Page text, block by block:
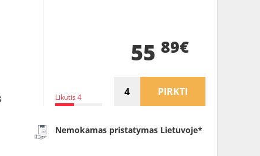
Likutis 4
55 89€
PIRKTI
Nemokamas pristatymas Lietuvoje*